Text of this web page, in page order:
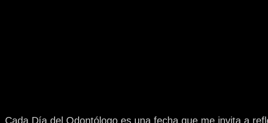
Cada Día del Odontólogo es una fecha que me invita a